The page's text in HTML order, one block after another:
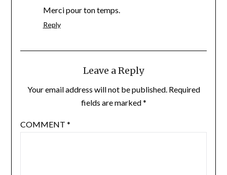
Merci pour ton temps.
Reply
Leave a Reply
Your email address will not be published. Required
fields are marked*
COMMENT *